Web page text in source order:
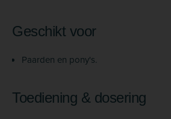
Geschikt voor
Paarden en pony's.
Toediening & dosering